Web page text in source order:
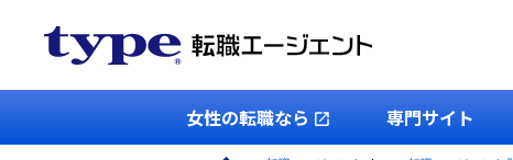
女性の転職なら 専門サイト